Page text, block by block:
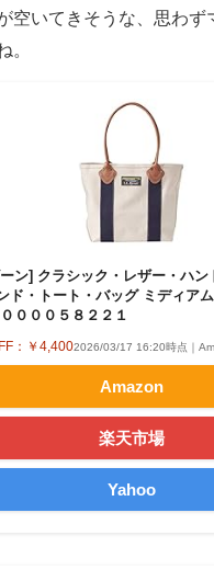
空いてきそうな、思わず
。
ン] クラシック・レザー・ハン
ド・トート・バッグ ミディア
０００５８２２１
： ￥4,4002026/03/17 16:20時点｜
Amazon
楽天市場
Yahoo